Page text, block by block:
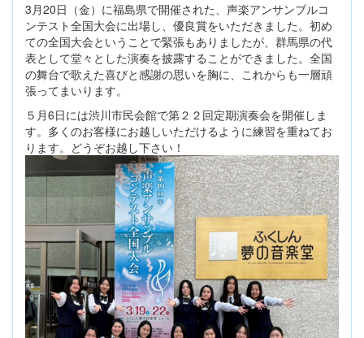
3月20日（金）に福島県で開催された、声楽アンサンブルコ
ンテスト全国大会に出場し、優良賞をいただきました。初め
ての全国大会ということで緊張もありましたが、群馬県の代
表として堂々とした演奏を披露することができました。全国
の舞台で歌えた喜びと感謝の思いを胸に、これからも一層頑
張ってまいります。
５月6日には渋川市民会館で第２２回定期演奏会を開催しま
す。多くのお客様にお越しいただけるように練習を重ねてお
ります。どうぞお越し下さい！